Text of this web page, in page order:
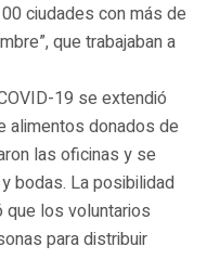
ciudades con más de
que trabajaban a
19 se extendió
alimentos donados de
las oficinas y se
bodas. La posibilidad
que los voluntarios
para distribuir